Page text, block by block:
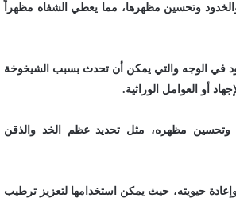
وتحسين مظهرها، مما يعطي الشفاه مظهراً
في الوجه والتي يمكن أن تحدث بسبب الشيخوخة
أو العوامل الوراثية.
وتحسين مظهره، مثل تحديد عظم الخد والذقن
حيويته، حيث يمكن استخدامها لتعزيز ترطيب